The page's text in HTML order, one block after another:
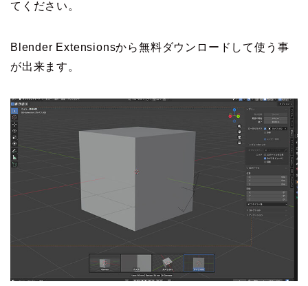
てください。
Blender Extensionsから無料ダウンロードして使う事
が出来ます。